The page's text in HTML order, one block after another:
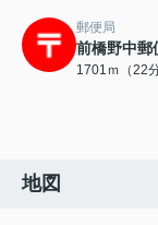
郵便局
前橋野中郵
1701ｍ（22分
地図